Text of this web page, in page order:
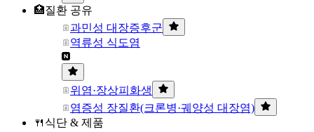
🏥질환 공유
과민성 대장증후군
역류성 식도염
위염·장상피화생
염증성 장질환(크론병·궤양성 대장염)
🍴식단 & 제품